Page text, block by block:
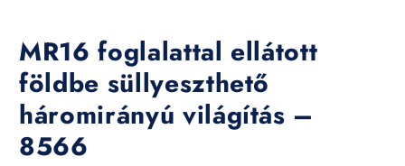
MR16 foglalattal ellátott
földbe süllyeszthető
háromirányú világítás –
8566